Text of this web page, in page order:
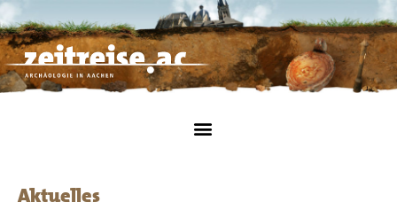
Aktuelles